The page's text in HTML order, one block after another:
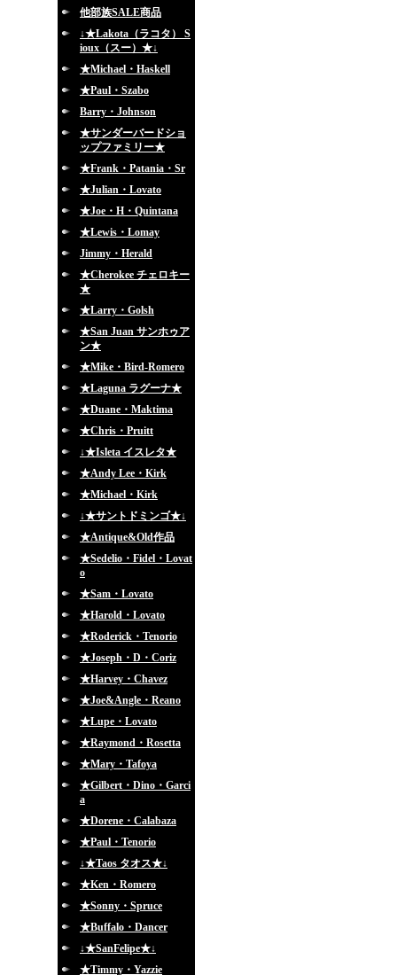
他部族SALE商品
↓★Lakota（ラコタ） S
ioux（スー）★↓
★Michael・Haskell
★Paul・Szabo
Barry・Johnson
★サンダーバードショ
ップファミリー★
★Frank・Patania・Sr
★Julian・Lovato
★Joe・H・Quintana
★Lewis・Lomay
Jimmy・Herald
★Cherokee チェロキー
★
★Larry・Golsh
★San Juan サンホゥア
ン★
★Mike・Bird-Romero
★Laguna ラグーナ★
★Duane・Maktima
★Chris・Pruitt
↓★Isleta イスレタ★
★Andy Lee・Kirk
★Michael・Kirk
↓★サントドミンゴ★↓
★Antique&Old作品
★Sedelio・Fidel・Lovat
o
★Sam・Lovato
★Harold・Lovato
★Roderick・Tenorio
★Joseph・D・Coriz
★Harvey・Chavez
★Joe&Angle・Reano
★Lupe・Lovato
★Raymond・Rosetta
★Mary・Tafoya
★Gilbert・Dino・Garci
a
★Dorene・Calabaza
★Paul・Tenorio
↓★Taos タオス★↓
★Ken・Romero
★Sonny・Spruce
★Buffalo・Dancer
↓★SanFelipe★↓
★Timmy・Yazzie